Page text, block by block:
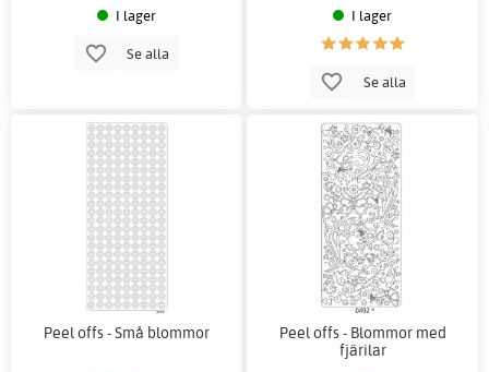
I lager
Se alla
I lager
Se alla
Peel offs - Små blommor
Peel offs - Blommor med
fjärilar